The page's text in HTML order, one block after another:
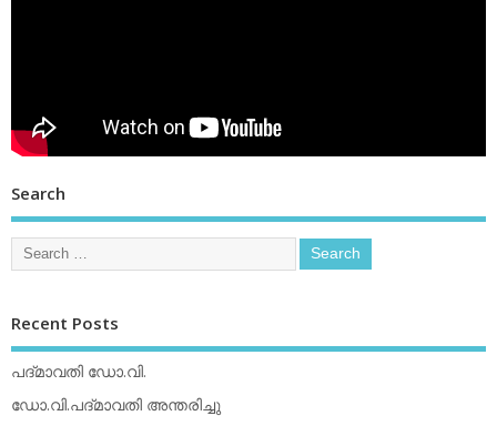
Search
Recent Posts
പദ്മാവതി ഡോ.വി.
ഡോ.വി.പദ്മാവതി അന്തരിച്ചു